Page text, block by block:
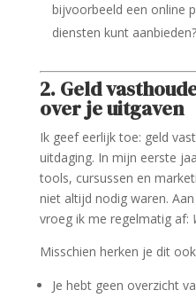
bijvoorbeeld een online
diensten kunt aanbieden?
2. Geld
over je uitgaven
Ik geef eerlijk toe: geld
uitdaging. In mijn eerste
tools, cursussen en
niet altijd nodig waren.
vroeg ik me regelmatig af:
Misschien herken je dit
Je hebt geen overzicht